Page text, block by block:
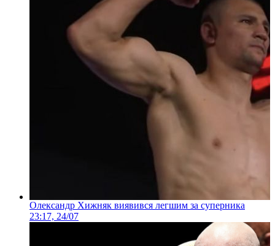
Олександр Хижняк виявився легшим за суперника
23:17, 24/07